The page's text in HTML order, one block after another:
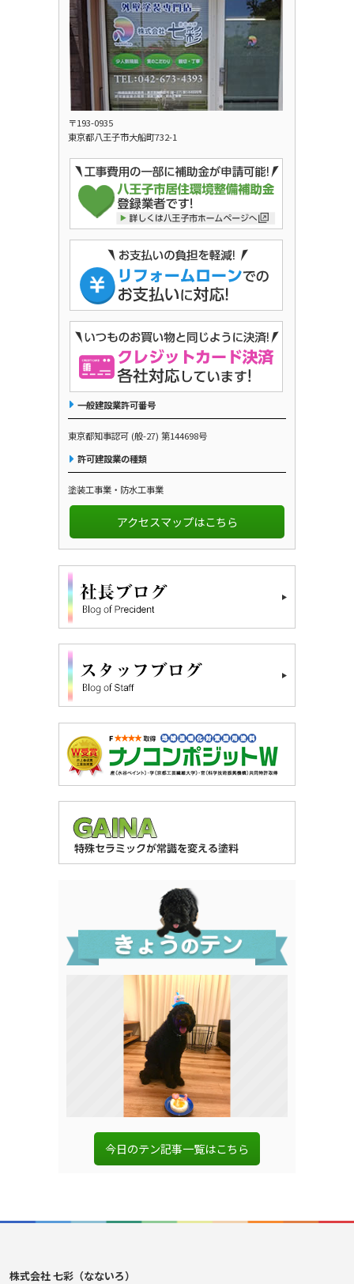
〒193-0935
東京都八王子市大船町732-1
一般建設業許可番号
東京都知事認可 (般-27) 第144698号
許可建設業の種類
塗装工事業・防水工事業
アクセスマップはこちら
今日のテン記事一覧はこちら
株式会社 七彩（なないろ）